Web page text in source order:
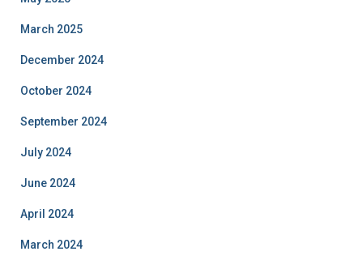
March 2025
December 2024
October 2024
September 2024
July 2024
June 2024
April 2024
March 2024